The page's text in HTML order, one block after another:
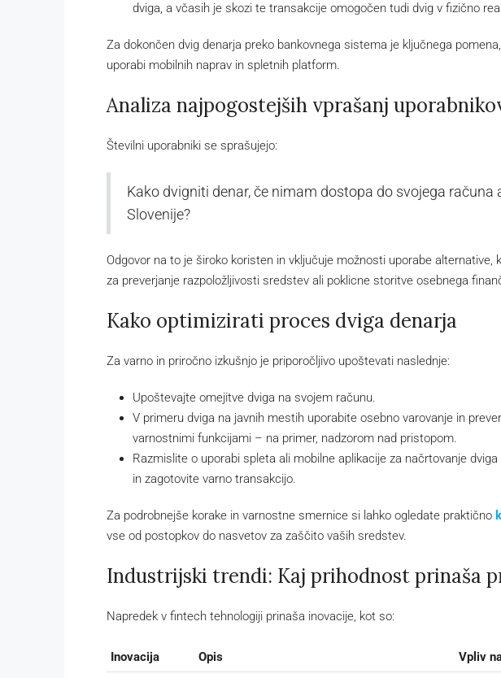
dviga, a včasih je skozi te transakcije omogočen tudi dvig v fizično
Za dokončen dvig denarja preko bankovnega sistema je ključnega
uporabi mobilnih naprav in spletnih platform.
Analiza najpogostejših vprašanj
Številni uporabniki se sprašujejo:
Kako dvigniti denar, če nimam dostopa do svojega računa
Slovenije?
Odgovor na to je široko koristen in vključuje možnosti uporabe alternative,
za preverjanje razpoložljivosti sredstev ali poklicne storitve osebnega
Kako optimizirati proces dviga denarja
Za varno in priročno izkušnjo je priporočljivo upoštevati naslednje:
Upoštevajte omejitve dviga na svojem računu.
V primeru dviga na javnih mestih uporabite osebno varovanje in
varnostnimi funkcijami – na primer, nadzorom nad pristopom.
Razmislite o uporabi spleta ali mobilne aplikacije za načrtovanje
in zagotovite varno transakcijo.
Za podrobnejše korake in varnostne smernice si lahko ogledate praktično
vse od postopkov do nasvetov za zaščito vaših sredstev.
Industrijski trendi: Kaj prihodnost prinaša
Napredek v fintech tehnologiji prinaša inovacije, kot so:
Inovacija Opis
Vpliv